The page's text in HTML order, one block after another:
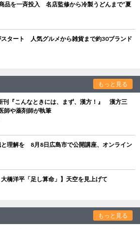
品を一斉投入 名店監修から冷製うどんまで“夏
タート 人気グルメから雑貨まで約30ブランド
もっと見る
刊『こんなときには、まず、漢方！』 漢方三
師や薬剤師が執筆
理解を 8月8日広島市で公開講座、オンライン
大橋洋平「足し算命」】天空を見上げて
もっと見る